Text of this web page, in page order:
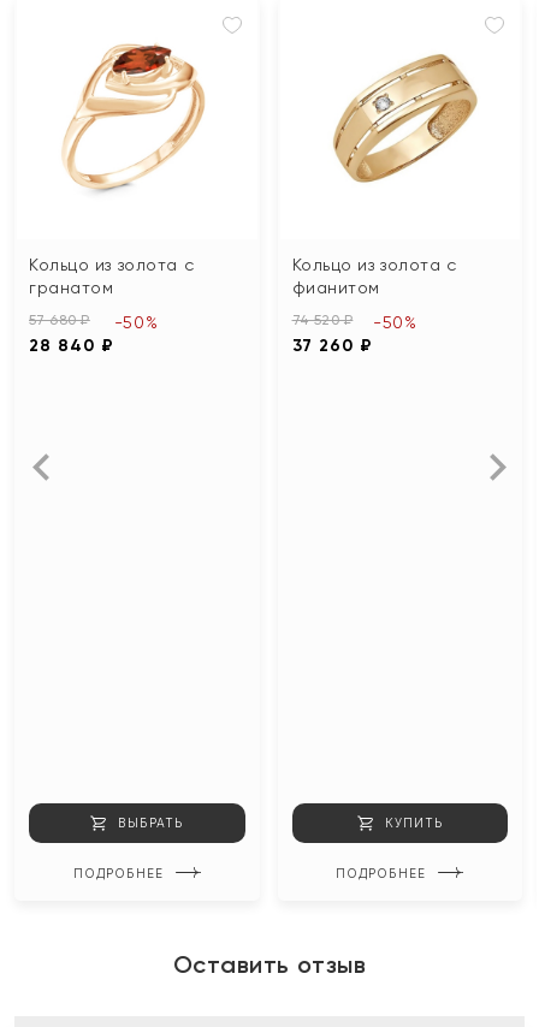
Кольцо из золота с
гранатом
57 680 ₽
28 840 ₽
-50%
ВЫБРАТЬ
ПОДРОБНЕЕ
Кольцо из золота с
фианитом
74 520 ₽
37 260 ₽
-50%
КУПИТЬ
ПОДРОБНЕЕ
Оставить отзыв